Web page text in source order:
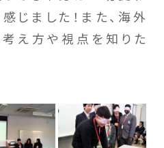
じました！また、海外
え方や視点を知りた